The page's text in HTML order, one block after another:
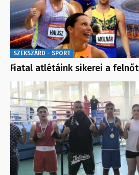
SZEKSZÁRD - SPORT
Fiatal atlétáink sikerei a